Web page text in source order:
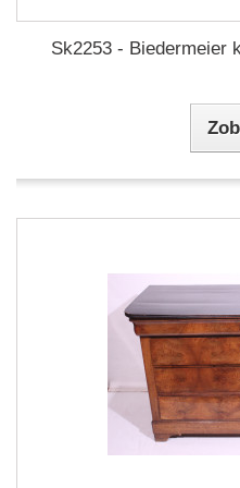
Sk2253 - Biedermeier